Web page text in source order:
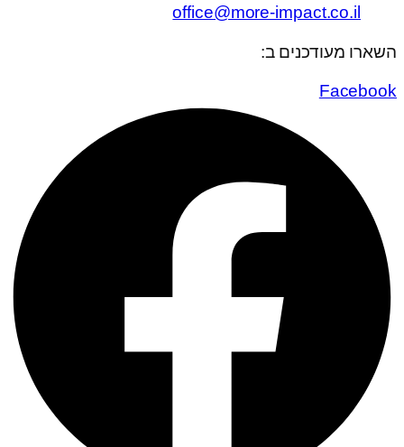
office@more-impact.co.il
השארו מעודכנים ב:
Facebook